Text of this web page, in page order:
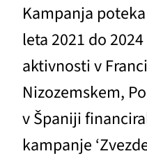
Kampanja
leta 2021 do
aktivnosti v
Nizozemskem,
v Španiji
kampanje